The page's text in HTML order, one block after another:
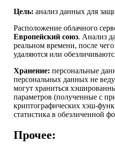
Цель: анализ данных для
Расположение облачного
Европейский союз. Анализ
реальном времени, после
удаляются или
Хранение: персональные
персональных данных не
могут храниться
параметров (полученные с
криптографических хэш-
статистика в обезличенной
Прочее: